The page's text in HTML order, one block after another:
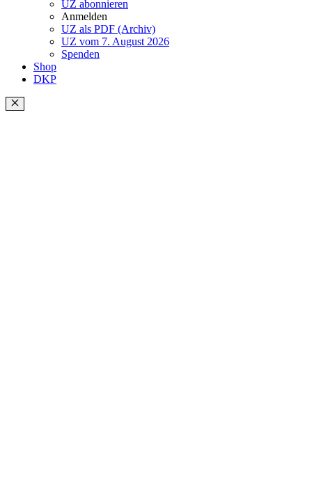
UZ abonnieren
Anmelden
UZ als PDF (Archiv)
UZ vom 7. August 2026
Spenden
Shop
DKP
Schließen